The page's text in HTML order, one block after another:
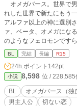
オメガバース。世界で
れした世界で新たにもう一つの性が発見
アルファ以上の神に選別されたと言
ァ、ベータ、オメガにな
のようなフェロモンです
を調伏できる最強の性別。 これは、バランサーであることを隠した少年の少
し不運で不思議な出会いの物語。 裏社会のトップにして最強
× 最強種バランサーであることをそれとなく隠して生活する兄弟想いな受け
BL 完結 長編 R15
24h.ポイント 142pt
小説 8,598 位 / 228,585
BL オメガバース（独
男主人公
切ない恋